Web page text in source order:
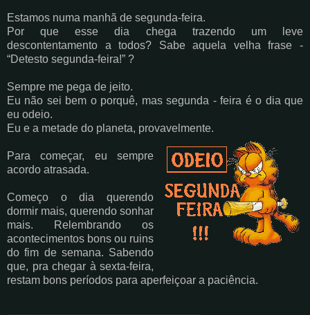
Estamos numa manhã de segunda-feira.
Por que esse dia chega trazendo um leve
descontentamento a todos? Sabe aquela velha frase -
“Detesto segunda-feira!” ?
Sempre me pega de jeito.
Eu não sei bem o porquê, mas segunda - feira é o dia que
eu odeio.
Eu e a metade do planeta, provavelmente.
Para começar, eu sempre
acordo atrasada.
Começo o dia querendo
dormir mais, querendo sonhar
mais. Relembrando os
acontecimentos bons ou ruins
do fim de semana. Sabendo
que, pra chegar à sexta-feira,
restam bons períodos para aperfeiçoar a paciência.